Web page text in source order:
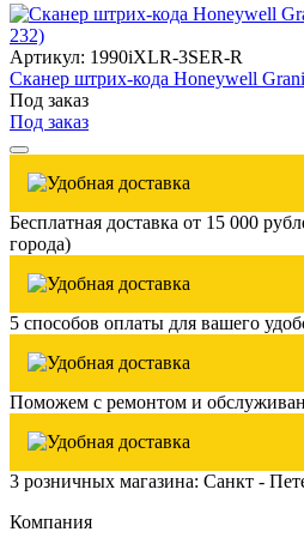
Артикул: 1990iXLR-3SER-R
Сканер штрих-кода Honeywell
Под заказ
Под заказ
Бесплатная доставка от 15 000
города)
5 способов оплаты для вашего
Поможем с ремонтом и
3 розничных магазина: Санкт -
Компания